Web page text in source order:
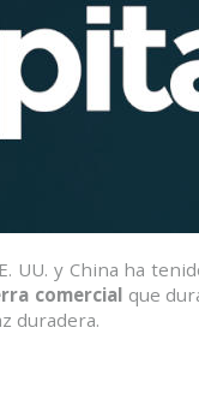
UU. y China ha
comercialque
duradera.